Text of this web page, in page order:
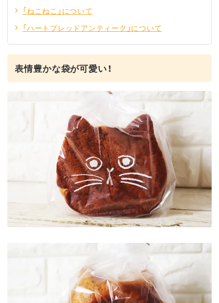
「ねこねこ」について
「ハートブレッドアンティーク」について
表情豊かな袋が可愛い！